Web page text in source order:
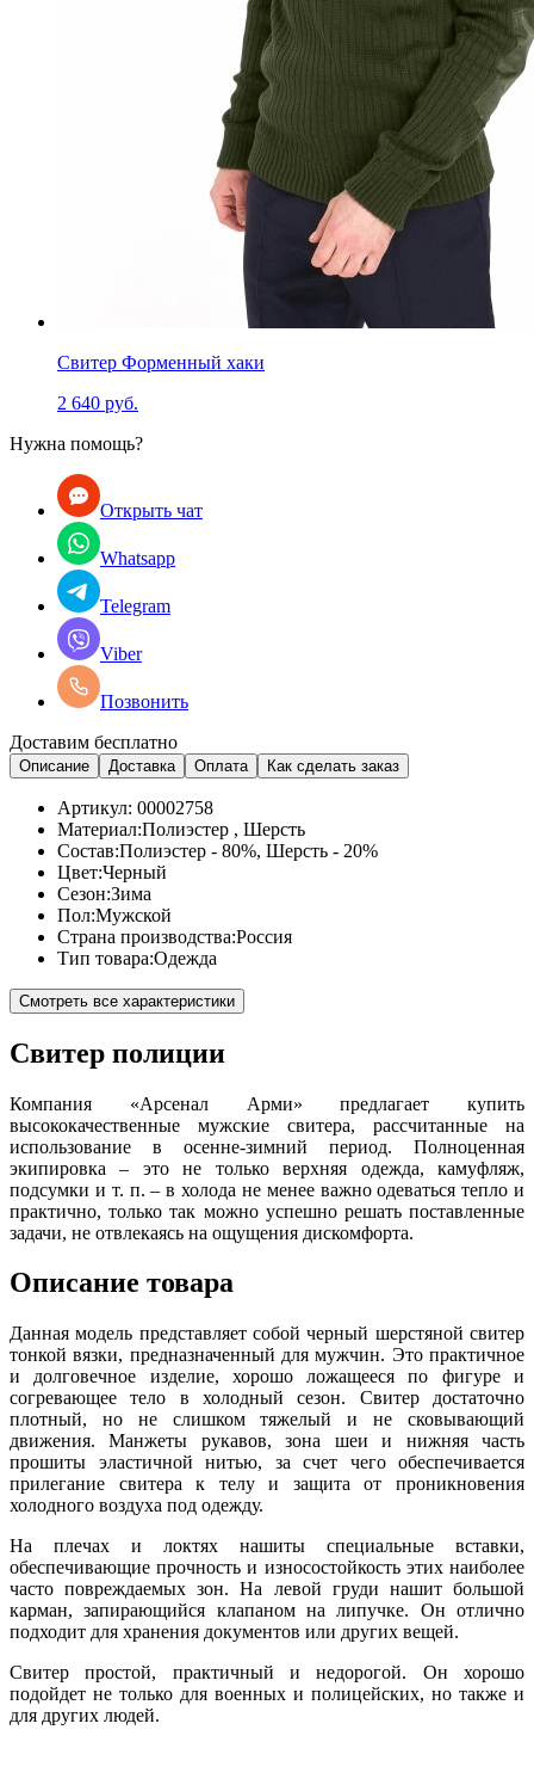
Свитер Форменный хаки
2 640 руб.
Нужна помощь?
Открыть чат
Whatsapp
Telegram
Viber
Позвонить
Доставим бесплатно
Описание Доставка Оплата Как сделать заказ
Артикул: 00002758
Материал:Полиэстер , Шерсть
Состав:Полиэстер - 80%, Шерсть - 20%
Цвет:Черный
Сезон:Зима
Пол:Мужской
Страна производства:Россия
Тип товара:Одежда
Смотреть все характеристики
Свитер полиции
Компания «Арсенал Арми» предлагает купить
высококачественные мужские свитера, рассчитанные на
использование в осенне-зимний период. Полноценная
экипировка – это не только верхняя одежда, камуфляж,
подсумки и т. п. – в холода не менее важно одеваться тепло и
практично, только так можно успешно решать поставленные
задачи, не отвлекаясь на ощущения дискомфорта.
Описание товара
Данная модель представляет собой черный шерстяной свитер
тонкой вязки, предназначенный для мужчин. Это практичное
и долговечное изделие, хорошо ложащееся по фигуре и
согревающее тело в холодный сезон. Свитер достаточно
плотный, но не слишком тяжелый и не сковывающий
движения. Манжеты рукавов, зона шеи и нижняя часть
прошиты эластичной нитью, за счет чего обеспечивается
прилегание свитера к телу и защита от проникновения
холодного воздуха под одежду.
На плечах и локтях нашиты специальные вставки,
обеспечивающие прочность и износостойкость этих наиболее
часто повреждаемых зон. На левой груди нашит большой
карман, запирающийся клапаном на липучке. Он отлично
подходит для хранения документов или других вещей.
Свитер простой, практичный и недорогой. Он хорошо
подойдет не только для военных и полицейских, но также и
для других людей.